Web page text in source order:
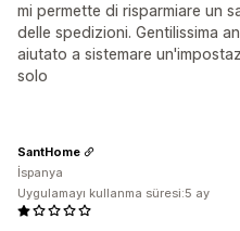
mi permette di risparmiare un
delle spedizioni. Gentilissima
aiutato a sistemare
solo
SantHome
İspanya
Uygulamayı kullanma süresi:5 ay